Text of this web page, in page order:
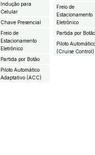
Indução para
Celular
Chave Presencial
Freio de
Estacionamento
Eletrônico
Partida por Botão
Piloto Automático
Adaptativo (ACC)
Freio de
Estacionamento
Eletrônico
Partida por
Piloto
(Cruise Control)